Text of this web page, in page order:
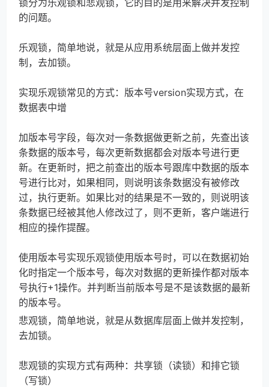
锁分为乐观锁和悲观锁，它的目的是用来解决并发控制
的问题。
乐观锁，简单地说，就是从应用系统层面上做并发控
制，去加锁。
实现乐观锁常见的方式：版本号version实现方式，在
数据表中增
加版本号字段，每次对一条数据做更新之前，先查出该
条数据的版本号，每次更新数据都会对版本号进行更
新。在更新时，把之前查出的版本号跟库中数据的版本
号进行比对，如果相同，则说明该条数据没有被修改
过，执行更新。如果比对的结果是不一致的，则说明该
条数据已经被其他人修改过了，则不更新，客户端进行
相应的操作提醒。
使用版本号实现乐观锁使用版本号时，可以在数据初始
化时指定一个版本号，每次对数据的更新操作都对版本
号执行+1操作。并判断当前版本号是不是该数据的最新
的版本号。
悲观锁，简单地说，就是从数据库层面上做并发控制，
去加锁。
悲观锁的实现方式有两种：共享锁（读锁）和排它锁
（写锁）